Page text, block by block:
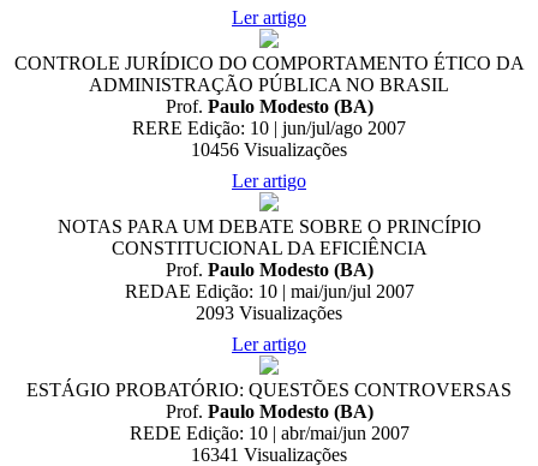
Ler artigo
CONTROLE JURÍDICO DO COMPORTAMENTO ÉTICO DA
ADMINISTRAÇÃO PÚBLICA NO BRASIL
Prof. Paulo Modesto (BA)
RERE Edição: 10 | jun/jul/ago 2007
10456 Visualizações
Ler artigo
NOTAS PARA UM DEBATE SOBRE O PRINCÍPIO
CONSTITUCIONAL DA EFICIÊNCIA
Prof. Paulo Modesto (BA)
REDAE Edição: 10 | mai/jun/jul 2007
2093 Visualizações
Ler artigo
ESTÁGIO PROBATÓRIO: QUESTÕES CONTROVERSAS
Prof. Paulo Modesto (BA)
REDE Edição: 10 | abr/mai/jun 2007
16341 Visualizações